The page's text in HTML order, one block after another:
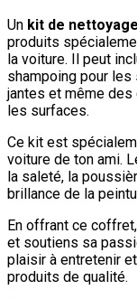
Un kit de
produits
la voiture. Il peut
shampoing pour
jantes et même
les surfaces.
Ce kit est
voiture de ton ami.
la saleté, la
brillance de la
En offrant ce
et soutiens sa
plaisir à entretenir
produits de qualité.